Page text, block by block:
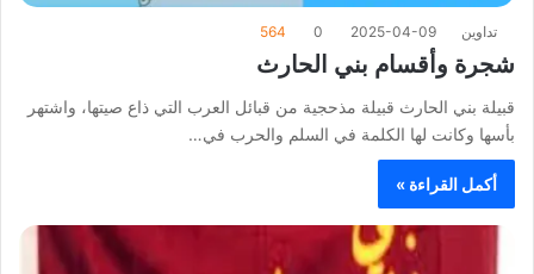
تداوين 2025-04-09
0
564
شجرة وأقسام بني الحارث
قبيلة بني الحارث قبيلة مذحجية من قبائل العرب التي ذاع صيتها، واشتهر
بأسها وكانت لها الكلمة في السلم والحرب في…
أكمل القراءة »